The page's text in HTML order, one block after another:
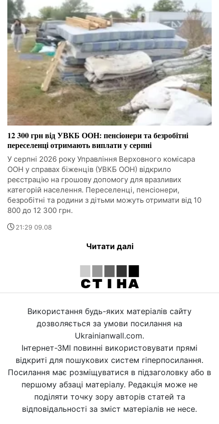
12 300 грн від УВКБ ООН: пенсіонери та безробітні
переселенці отримають виплати у серпні
У серпні 2026 року Управління Верховного комісара
ООН у справах біженців (УВКБ ООН) відкрило
реєстрацію на грошову допомогу для вразливих
категорій населення. Переселенці, пенсіонери,
безробітні та родини з дітьми можуть отримати від 10
800 до 12 300 грн.
21:29 09.08
Читати далі
Використання будь-яких матеріалів сайту
дозволяється за умови посилання на
Ukrainianwall.com.
Інтернет-ЗМІ повинні використовувати прямі
відкриті для пошукових систем гіперпосилання.
Посилання має розміщуватися в підзаголовку або в
першому абзаці матеріалу. Редакція може не
поділяти точку зору авторів статей та
відповідальності за зміст матеріалів не несе.